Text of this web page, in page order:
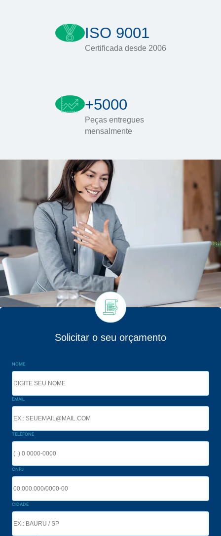
ISO 9001
Certificada desde 2006
+5000
Peças entregues
mensalmente
Solicitar o seu orçamento
NOME
EMAIL
TELEFONE
CNPJ
CIDADE